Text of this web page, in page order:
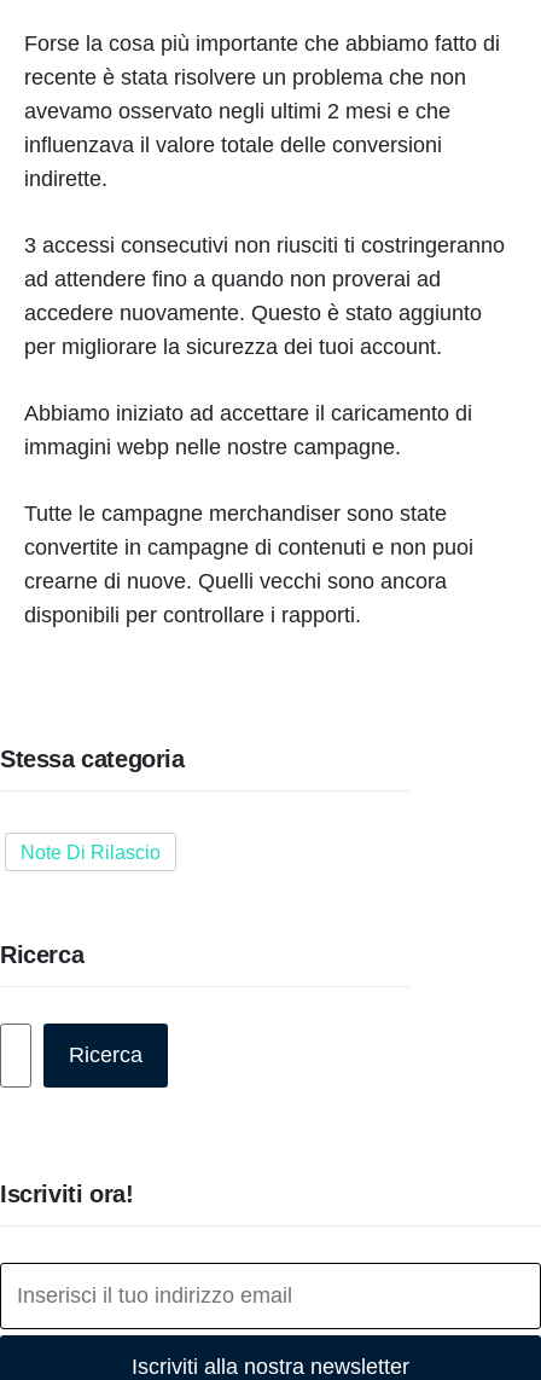
Forse la cosa più importante che abbiamo fatto di
recente è stata risolvere un problema che non
avevamo osservato negli ultimi 2 mesi e che
influenzava il valore totale delle conversioni
indirette.
3 accessi consecutivi non riusciti ti costringeranno
ad attendere fino a quando non proverai ad
accedere nuovamente. Questo è stato aggiunto
per migliorare la sicurezza dei tuoi account.
Abbiamo iniziato ad accettare il caricamento di
immagini webp nelle nostre campagne.
Tutte le campagne merchandiser sono state
convertite in campagne di contenuti e non puoi
crearne di nuove. Quelli vecchi sono ancora
disponibili per controllare i rapporti.
Stessa categoria
Note Di Rilascio
Ricerca
Ricerca
Iscriviti ora!
Iscriviti alla nostra newsletter